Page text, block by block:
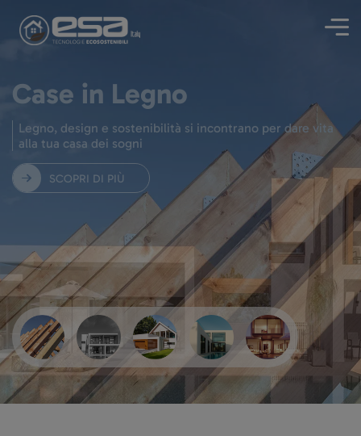
Case in Legno
Legno, design e sostenibilità si incontrano per dare vita
alla tua casa dei sogni
SCOPRI DI PIÙ